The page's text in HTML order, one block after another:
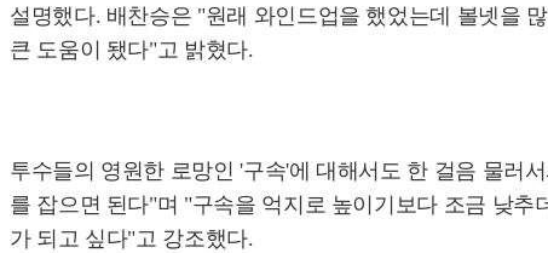
설명했다. 배찬승은 "원래 와인드업을 했었는데 볼넷을
큰 도움이 됐다"고 밝혔다.
투수들의 영원한 로망인 '구속'에 대해서도 한 걸음 물러
를 잡으면 된다"며 "구속을 억지로 높이기보다 조금 낮
가 되고 싶다"고 강조했다.